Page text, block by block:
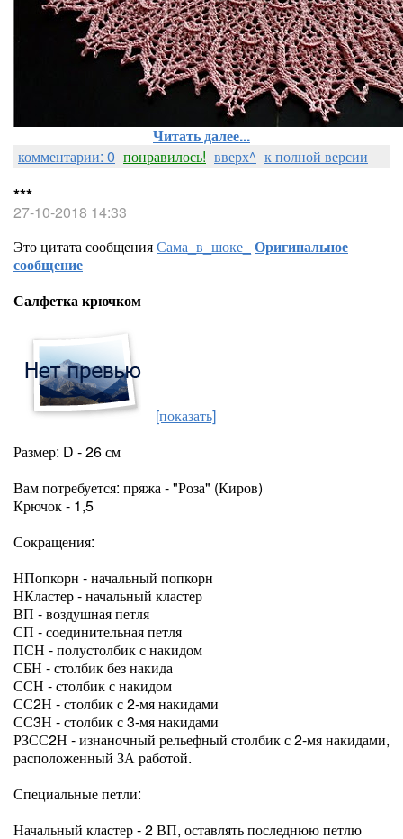
Читать далее...
комментарии: 0 понравилось! вверх^ к полной версии
***
27-10-2018 14:33
Это цитата сообщенияСама_в_шоке_ Оригинальное
сообщение
Салфетка крючком
[показать]
Размер: D - 26 см
Вам потребуется: пряжа - "Роза" (Киров)
Крючок - 1,5
Сокращения:
НПопкорн - начальный попкорн
НКластер - начальный кластер
ВП - воздушная петля
СП - соединительная петля
ПСН - полустолбик с накидом
СБН - столбик без накида
ССН - столбик с накидом
СС2Н - столбик с 2-мя накидами
СС3Н - столбик с 3-мя накидами
РЗСС2Н - изнаночный рельефный столбик с 2-мя накидами,
расположенный ЗА работой.
Специальные петли:
Начальный кластер - 2 ВП, оставлять последнюю петлю